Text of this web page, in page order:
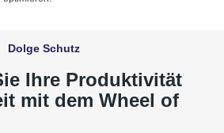
Dolge Schutz
Ihre Produktivität
mit dem Wheel of